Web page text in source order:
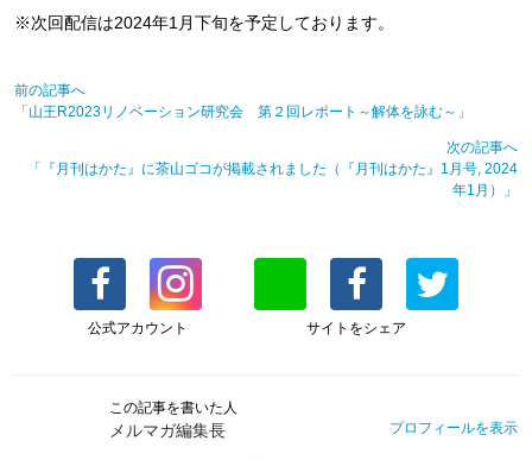
※次回配信は2024年1月下旬を予定しております。
前の記事へ
「山王R2023リノベーション研究会 第２回レポート～解体を詠む～」
次の記事へ
「『月刊はかた』に茶山ゴコが掲載されました（『月刊はかた』1月号, 2024
年1月）」
公式アカウント サイトをシェア
この記事を書いた人
メルマガ編集長 プロフィールを表示